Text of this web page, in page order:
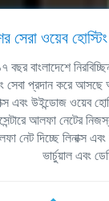
সেরা ওয়েব
বছর বাংলাদেশে
সেবা প্রদান করে
এবং উইন্ডোজ ওয়েব
আলফা নেটের
নেট দিচ্ছে লিনাক্স
ভার্চুয়াল এবং